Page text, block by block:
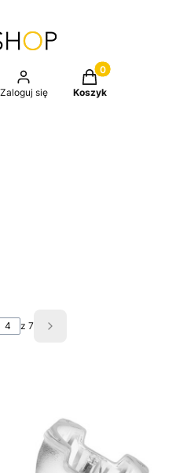
Zaloguj się
Produkty w
Koszyk
produkty
z 7 Następne produkty